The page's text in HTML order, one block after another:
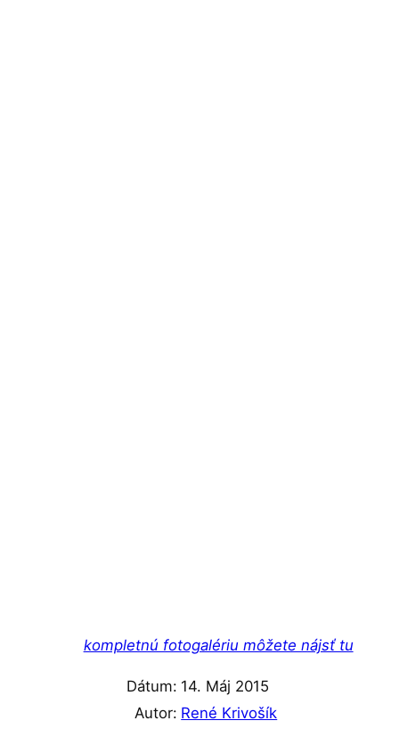
kompletnú fotogalériu môžete nájsť tu
Dátum: 14. Máj 2015
Autor: René Krivošík